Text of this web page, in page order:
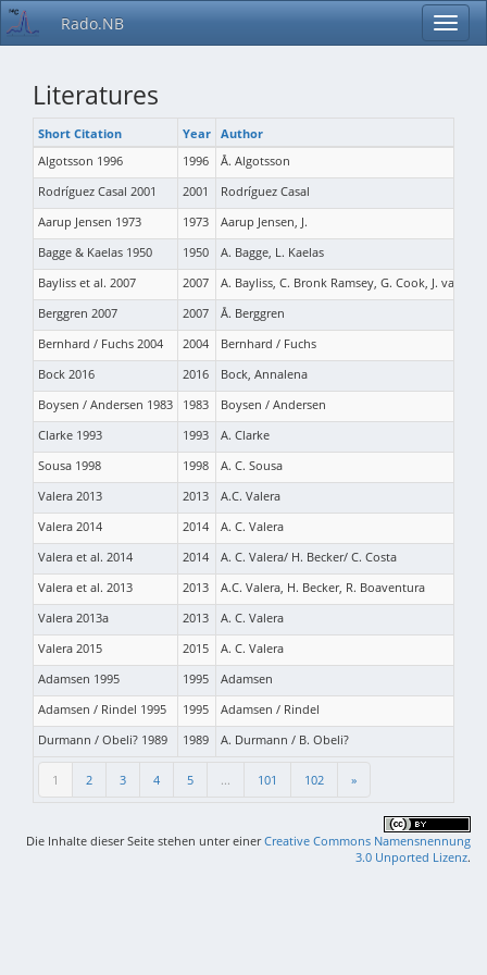
Rado.NB
Literatures
Short Citation Year Author
1 2 3 4 5 ... 101 102 »
Algotsson 1996 1996
Å. Algotsson
Rodríguez Casal 2001
2001
Rodríguez Casal
Aarup Jensen 1973
1973
Aarup Jensen, J.
Bagge & Kaelas 1950
1950
A. Bagge, L. Kaelas
Bayliss et al. 2007
2007
A. Bayliss, C. Bronk Ramsey, G. Cook, J. van
Berggren 2007
2007
Å. Berggren
Bernhard / Fuchs 2004
2004
Bernhard / Fuchs
Bock 2016
2016
Bock, Annalena
Boysen / Andersen 1983
1983
Boysen / Andersen
Clarke 1993
1993
A. Clarke
Sousa 1998
1998
A. C. Sousa
Valera 2013
2013
A.C. Valera
Valera 2014
2014
A. C. Valera
Valera et al. 2014
2014
A. C. Valera/ H. Becker/ C. Costa
Valera et al. 2013
2013
A.C. Valera, H. Becker, R. Boaventura
Valera 2013a
2013
A. C. Valera
Valera 2015
2015
A. C. Valera
Adamsen 1995
1995
Adamsen
Adamsen / Rindel 1995
1995
Adamsen / Rindel
Durmann / Obeli? 1989
1989 A. Durmann / B. Obeli?
Die Inhalte dieser Seite stehen unter einerCreative Commons Namensnennung
3.0 Unported Lizenz.